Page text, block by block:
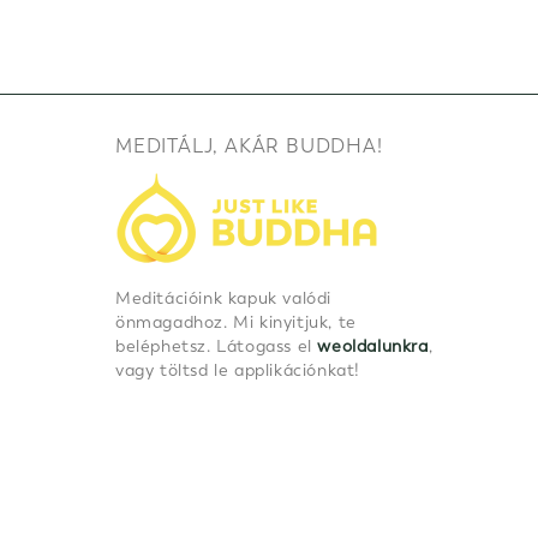
MEDITÁLJ, AKÁR BUDDHA!
Meditációink kapuk valódi
önmagadhoz. Mi kinyitjuk, te
beléphetsz. Látogass elweoldalunkra,
vagy töltsd le applikációnkat!